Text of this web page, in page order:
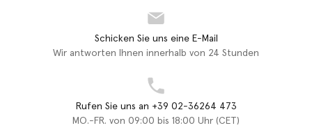
Schicken Sie uns eine E-Mail
Wir antworten Ihnen innerhalb von 24 Stunden
Rufen Sie uns an +39 02-36264 473
MO.-FR. von 09:00 bis 18:00 Uhr (CET)